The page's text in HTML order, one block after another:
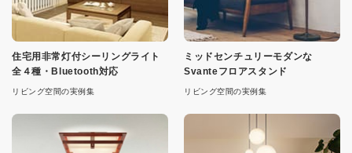
住宅用非常灯付シーリングライト
全４種・Bluetooth対応
リビング空間の実例集
ミッドセンチュリーモダンな
Svanteフロアスタンド
リビング空間の実例集